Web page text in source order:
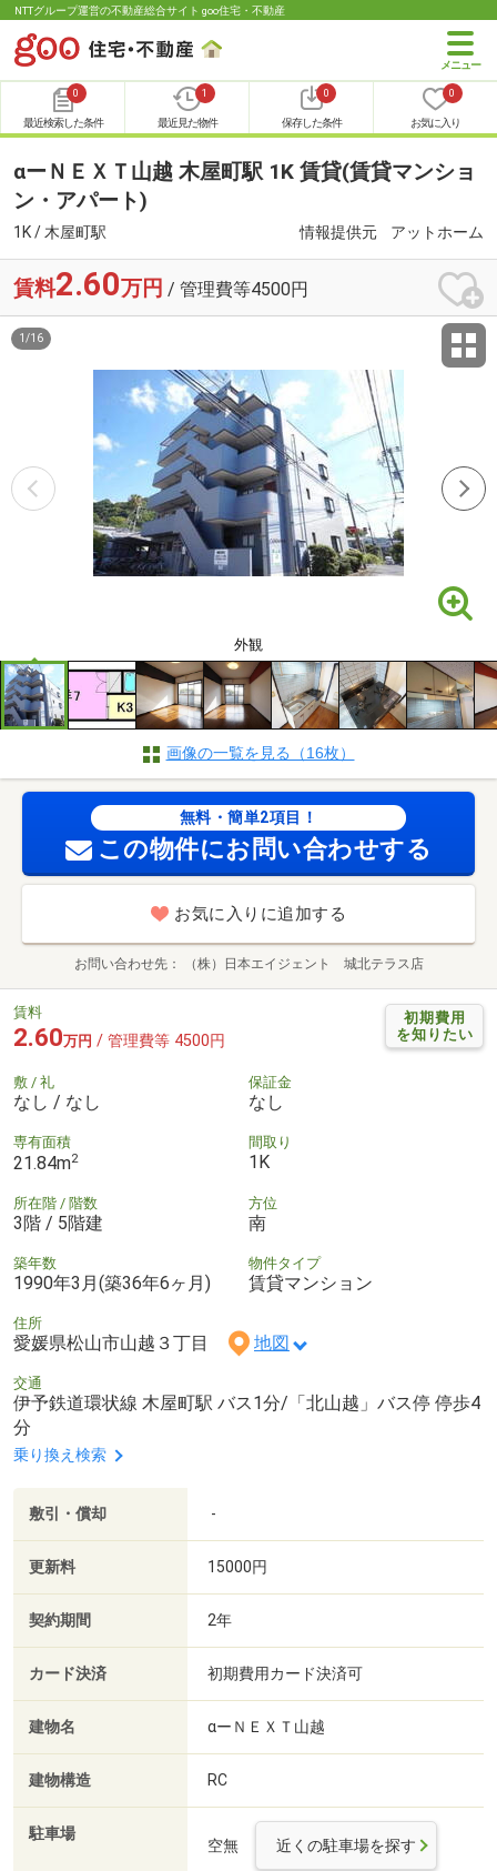
NTTグループ運営の不動産総合サイト goo住宅・不動産
0
最近検索した条件
1
最近見た物件
0
保存した条件
0
お気に入り
αーＮＥＸＴ山越 木屋町駅 1K 賃貸(賃貸マンショ
ン・アパート)
1K / 木屋町駅 情報提供元 アットホーム
賃料2.60万円 / 管理費等4500円
外観
1 /16
画像の一覧を見る（16枚）
無料・簡単2項目！
この物件にお問い合わせする
お気に入りに追加する
お問い合わせ先 （株）日本エイジェント 城北テラス店
初期費用
を知りたい
賃料
2.60万円 / 管理費等 4500円
敷 / 礼
なし / なし
保証金
なし
専有面積
21.84m2
間取り
1K
所在階 / 階数
3階 / 5階建
方位
南
築年数
1990年3月(築36年6ヶ月)
物件タイプ
賃貸マンション
住所
愛媛県松山市山越３丁目 地図
交通
伊予鉄道環状線 木屋町駅 バス1分/「北山越」バス停 停歩4
分
乗り換え検索
敷引・償却 -
更新料 15000円
契約期間 2年
カード決済 初期費用カード決済可
建物名 αーＮＥＸＴ山越
建物構造 RC
駐車場
空無 近くの駐車場を探す